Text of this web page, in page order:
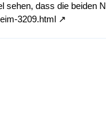
dass die beiden
3209.html